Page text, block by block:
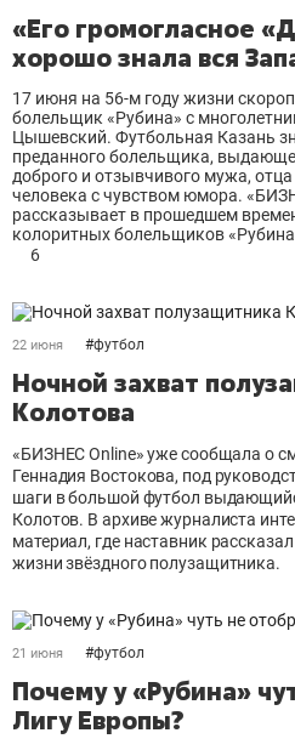
«Его громогласное
хорошо знала вся
17 июня на 56-м году жизни
болельщик «Рубина» с
Цышевский. Футбольная Казань
преданного болельщика,
доброго и отзывчивого мужа,
человека с чувством юмора.
рассказывает в прошедшем
колоритных болельщиков
6
22 июня #футбол
Ночной захват
Колотова
«БИЗНЕС Online» уже сообщала о
Геннадия Востокова, под
шаги в большой футбол
Колотов. В архиве журналиста
материал, где наставник
жизни звёздного полузащитника.
21 июня #футбол
Почему у «Рубина»
Лигу Европы?